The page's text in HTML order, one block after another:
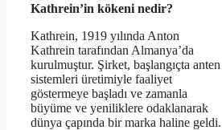
Kathrein’in kökeni nedir?
Kathrein, 1919 yılında Anton
Kathrein tarafından Almanya’da
kurulmuştur. Şirket, başlangıçta anten
sistemleri üretimiyle faaliyet
göstermeye başladı ve zamanla
büyüme ve yeniliklere odaklanarak
dünya çapında bir marka haline geldi.